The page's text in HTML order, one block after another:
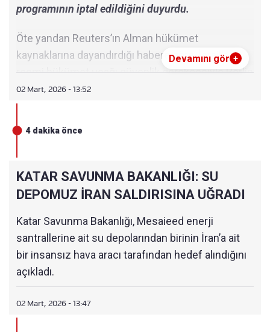
programının iptal edildiğini duyurdu.
Öte yandan Reuters’ın Alman hükümet
kaynaklarına dayandırdığı habere göre, İsrail’e ait
resmi hükümet uçağı güvenlik gerekçesiyle Berlin
Havalimanı’na götürüldü.
Uçağın Cumartesi günü öğleden sonra İsrail’den
attıktan sonra akşam saatlerinde Almanya’ya
indiği bilgisi paylaşıldı.
Devamını gör +
02 Mart, 2026 - 13:52
4 dakika önce
KATAR SAVUNMA BAKANLIĞI: SU
DEPOMUZ İRAN SALDIRISINA UĞRADI
Katar Savunma Bakanlığı, Mesaieed enerji
santrallerine ait su depolarından birinin İran’a ait
bir insansız hava aracı tarafından hedef alındığını
açıkladı.
02 Mart, 2026 - 13:47